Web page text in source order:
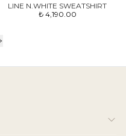
LINE N.WHITE SWEATSHIRT
₺ 4,190.00